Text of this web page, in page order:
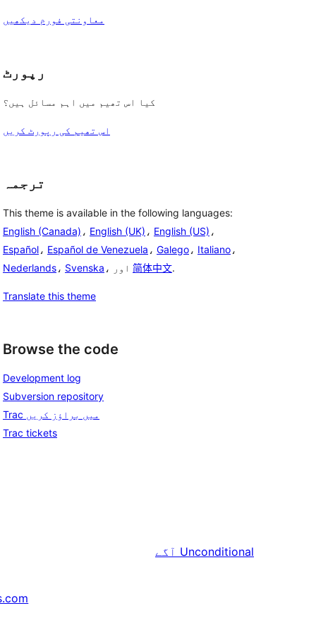
معاونتی فورم دیکھیں
رپورٹ
کیا اس تھیم میں اہم مسائل ہیں؟
اس تھیم کی رپورٹ کریں
ترجمہ
This theme is available in the following languages:
English (Canada) ، English (UK) ، English (US) ،
Español ، Español de Venezuela ، Galego ، Italiano ،
Nederlands ، Svenska 简体中文.
Translate this theme
Browse the code
Development log
Subversion repository
Trac میں براؤز کریں
Trac tickets
آگے Unconditional